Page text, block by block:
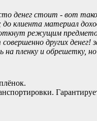
денег стоит - вот
клиента материал
режущим
других денег!
пленку и обрешетку, но